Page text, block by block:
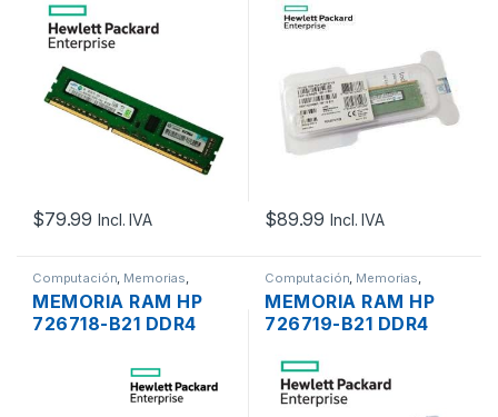
PROLIANT G8 DDR3
4GB 2RX8 PC3-
12800E DE 1600MHZ
UNBUFFERED ECC
$79.99 Incl. IVA
2133MHZ ECC
REGISTERED
$89.99 Incl. IVA
Computación Memorias
Servidores - PCs
MEMORIA RAM HP
726718-B21 DDR4
2133MHZ ECC
REGISTERED
Computación Memorias
Servidores - PCs
MEMORIA RAM HP
726719-B21 DDR4
17000 2133MHZ ECC
REGISTERED